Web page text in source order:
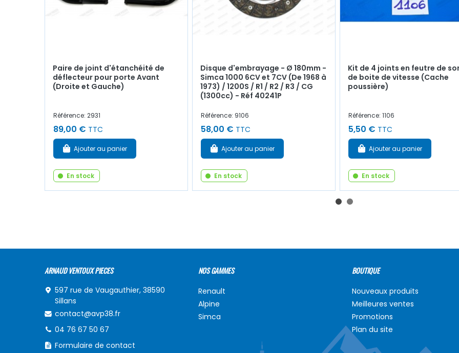
Paire de joint d'étanchéité de
déflecteur pour porte Avant
(Droite et Gauche)
Référence: 2931
89,00 € TTC
Ajouter au panier
En stock
Disque d'embrayage - Ø 180mm -
Simca 1000 6CV et 7CV (De 1968 à
1973) / 1200S / R1 / R2 / R3 / CG
(1300cc) - Réf 40241P
Référence: 9106
58,00 € TTC
Ajouter au panier
En stock
Kit de 4 joints en feutre de
de boite de vitesse (Cache
poussière)
Référence: 1106
5,50 € TTC
Ajouter au panier
En stock
ARNAUD VENTOUX PIECES
597 rue de Vaugauthier, 38590
Sillans
contact@avp38.fr
04 76 67 50 67
Formulaire de contact
NOS GAMMES
Renault
Alpine
Simca
BOUTIQUE
Nouveaux produits
Meilleures ventes
Promotions
Plan du site